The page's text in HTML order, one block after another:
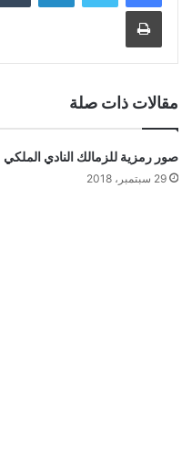
طباعة
مقالات ذات صلة
صور رمزية للزمالك النادي الملكي
29 سبتمبر، 2018